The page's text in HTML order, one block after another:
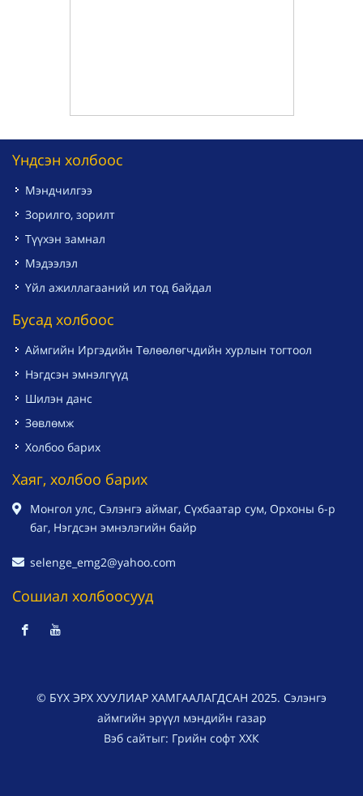
Үндсэн холбоос
Мэндчилгээ
Зорилго, зорилт
Түүхэн замнал
Мэдээлэл
Үйл ажиллагааний ил тод байдал
Бусад холбоос
Аймгийн Иргэдийн Төлөөлөгчдийн хурлын тогтоол
Нэгдсэн эмнэлгүүд
Шилэн данс
Зөвлөмж
Холбоо барих
Хаяг, холбоо барих
Монгол улс, Сэлэнгэ аймаг, Сүхбаатар сум, Орхоны 6-р
баг, Нэгдсэн эмнэлэгийн байр
selenge_emg2@yahoo.com
Сошиал холбоосууд
© БҮХ ЭРХ ХУУЛИАР ХАМГААЛАГДСАН 2025. Сэлэнгэ
аймгийн эрүүл мэндийн газар
Вэб сайтыг: Грийн софт ХХК